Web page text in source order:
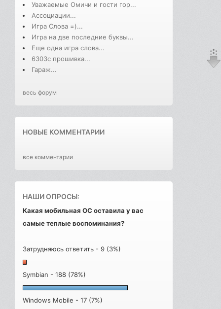
Уважаемые Омичи и гости гор...
Ассоциации...
Игра Слова =)...
Игра на две последние буквы...
Еще одна игра слова...
6303с прошивка...
Гараж...
весь форум
НОВЫЕ КОММЕНТАРИИ
все комментарии
НАШИ ОПРОСЫ:
Какая мобильная ОС оставила у вас
самые теплые воспоминания?
Затрудняюсь ответить - 9 (3%)
Symbian - 188 (78%)
Windows Mobile - 17 (7%)